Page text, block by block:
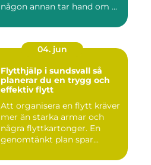
någon annan tar hand om ...
04. jun
Flytthjälp i sundsvall så
planerar du en trygg och
effektiv flytt
Att organisera en flytt kräver
mer än starka armar och
några flyttkartonger. En
genomtänkt plan spar...